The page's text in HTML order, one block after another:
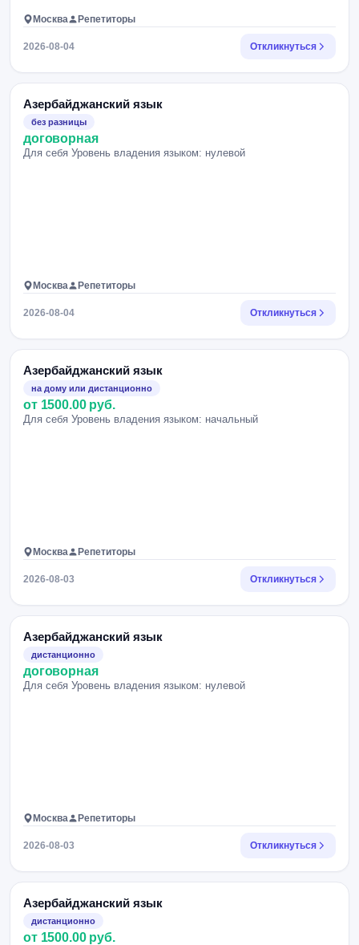
Москва Репетиторы
2026-08-04 Откликнуться
Азербайджанский язык
без разницы
договорная
Для себя Уровень владения языком: нулевой
Москва Репетиторы
2026-08-04 Откликнуться
Азербайджанский язык
на дому или дистанционно
от 1500.00 руб.
Для себя Уровень владения языком: начальный
Москва Репетиторы
2026-08-03 Откликнуться
Азербайджанский язык
дистанционно
договорная
Для себя Уровень владения языком: нулевой
Москва Репетиторы
2026-08-03 Откликнуться
Азербайджанский язык
дистанционно
от 1500.00 руб.